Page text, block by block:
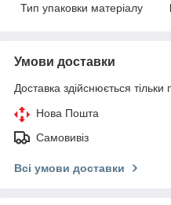
Тип упаковки матеріалу
Умови доставки
Доставка здійснюється тільки
Нова Пошта
Самовивіз
Всі умови доставки